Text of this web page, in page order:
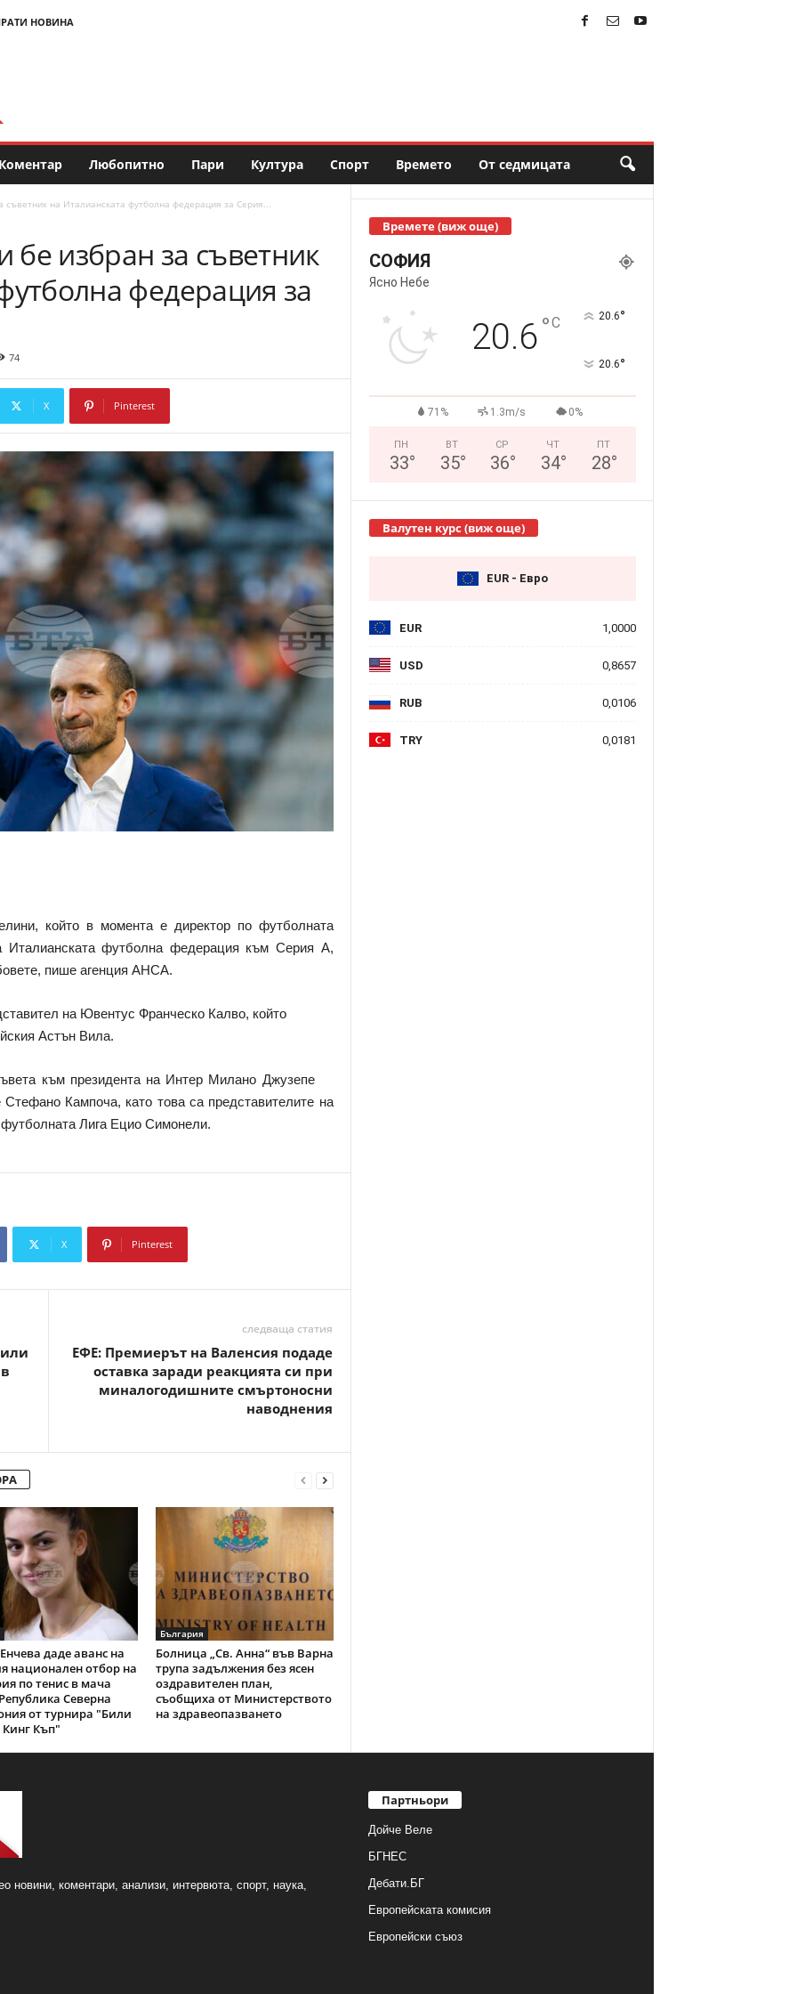
НОВИНА
Коментар Любопитно Пари Култура Спорт Времето От седмицата
на Италианската футболна федерация за Серия...
избран за съветник
федерация за
74
X Pinterest
който в момента е директор по футболната
Италианската футболна федерация към Серия А,
пише агенция АНСА.
на Ювентус Франческо Калво, който
Астън Вила.
към президента на Интер Милано Джузепе
Кампоча, като това са представителите на
Лига Ецио Симонели.
X Pinterest
следваща статия
ЕФЕ: Премиерът на Валенсия подаде
оставка заради реакцията си при
миналогодишните смъртоносни
наводнения
даде аванс на
национален отбор на
по тенис в мача
Северна
от турнира "Били
Къп"
България
Болница „Св. Анна“ във Варна
трупа задължения без ясен
оздравителен план,
съобщиха от Министерството
на здравеопазването
Времете (виж още)
СОФИЯ
Ясно Небе
20.6°C 20.6°
20.6°
71% 1.3m/s 0%
ПН
33°
ВТ
35°
СР
36°
ЧТ
34°
ПТ
28°
Валутен курс (виж още)
EUR - Евро
EUR 1,0000
USD 0,8657
RUB 0,0106
TRY 0,0181
новини, коментари, анализи, интервюта, спорт, наука,
Партньори
Дойче Веле
БГНЕС
Дебати.БГ
Европейската комисия
Европейски съюз